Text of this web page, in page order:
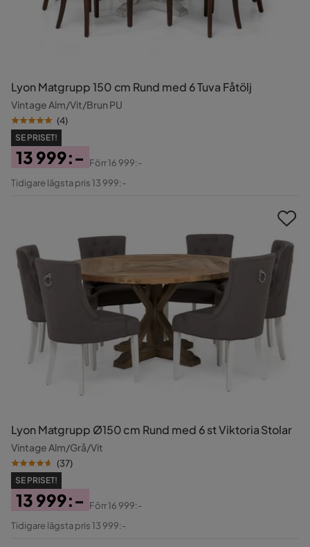
Lyon Matgrupp 150 cm Rund med 6 Tuva Fåtölj
Vintage Alm/Vit/Brun PU
(4)
SE PRISET!
Pris
13 999:-
Original
Förr16 999:-
Tidigare lägsta pris 13 999:-
Lyon Matgrupp Ø150 cm Rund med 6 st Viktoria Stolar
Vintage Alm/Grå/Vit
(37)
SE PRISET!
Pris
13 999:-
Original
Förr16 999:-
Tidigare lägsta pris 13 999:-